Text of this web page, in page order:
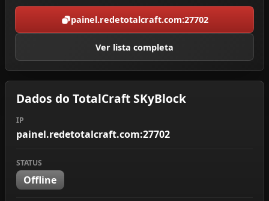
Crie seu servidor
painel.redetotalcraft.com:27702
Ver lista completa
Dados do TotalCraft SKyBlock
IP
painel.redetotalcraft.com:27702
STATUS
Offline